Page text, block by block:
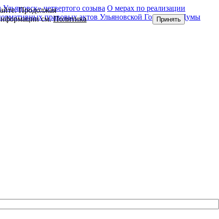
четвертого созыва О мерах по реализации
правовых актов Ульяновской Городской Думы
Продолжая
см.Политика
Принять